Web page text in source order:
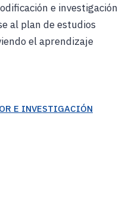
e investigación
al plan de estudios
el aprendizaje
E INVESTIGACIÓN